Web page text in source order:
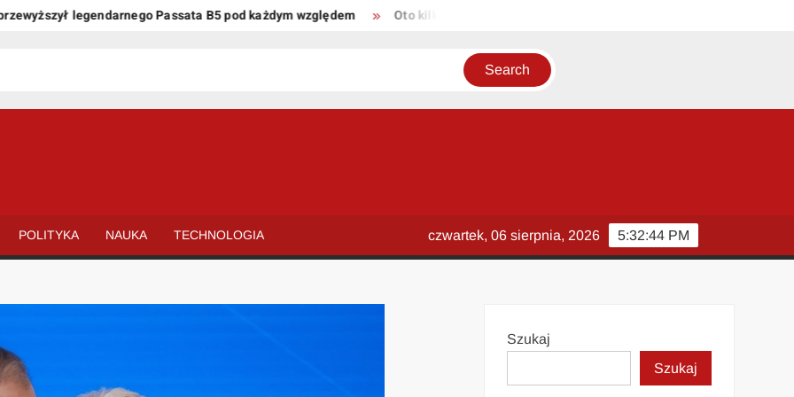
legendarnego Passata B5 pod każdym względem Oto kilka propozycji unikalnych tytułów zachowujących sens oryginału:
POLITYKA NAUKA TECHNOLOGIA 5:32:44 PM
czwartek, 06 sierpnia, 2026
Szukaj
Szukaj